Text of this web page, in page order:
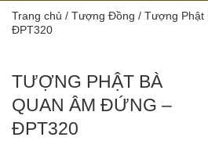
Trang chủ / Tượng Đồng / Tượng Phật
ĐPT320
TƯỢNG PHẬT BÀ
QUAN ÂM ĐỨNG –
ĐPT320